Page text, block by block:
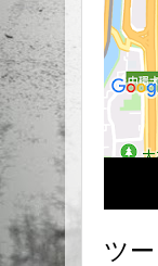
ツ